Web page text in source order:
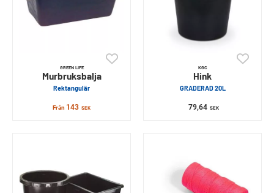
GREEN LIFE
Murbruksbalja
Rektangulär
Från 143 SEK
KGC
Hink
GRADERAD 20L
79,64 SEK